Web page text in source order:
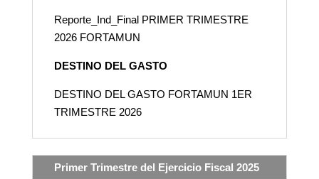
Reporte_Ind_Final PRIMER TRIMESTRE
2026 FORTAMUN
DESTINO DEL GASTO
DESTINO DEL GASTO FORTAMUN 1ER
TRIMESTRE 2026
Primer Trimestre del Ejercicio Fiscal 2025